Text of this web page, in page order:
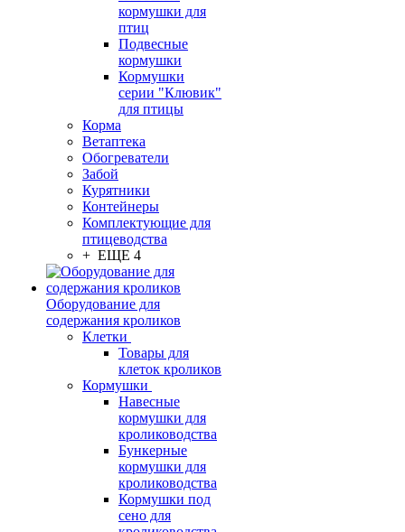
кормушки для
птиц
Подвесные
кормушки
Кормушки
серии "Клювик"
для птицы
Корма
Ветаптека
Обогреватели
Забой
Курятники
Контейнеры
Комплектующие для
птицеводства
+ ЕЩЕ 4
Оборудование для
содержания кроликов
Клетки
Товары для
клеток кроликов
Кормушки
Навесные
кормушки для
кролиководства
Бункерные
кормушки для
кролиководства
Кормушки под
сено для